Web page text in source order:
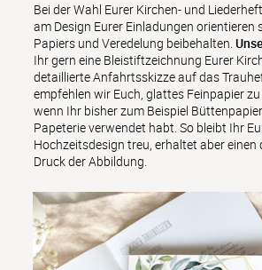
Bei der Wahl Eurer Kirchen- und
am Design Eurer Einladungen orientieren
Papiers und Veredelung beibehalten.
Ihr gern eine Bleistiftzeichnung Eurer
detaillierte Anfahrtsskizze auf das
empfehlen wir Euch, glattes Feinpapier
wenn Ihr bisher zum Beispiel
Papeterie verwendet habt. So bleibt Ihr
Hochzeitsdesign treu, erhaltet aber einen
Druck der Abbildung.